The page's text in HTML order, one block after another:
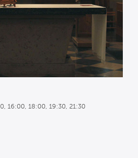
16:00, 18:00, 19:30, 21:30